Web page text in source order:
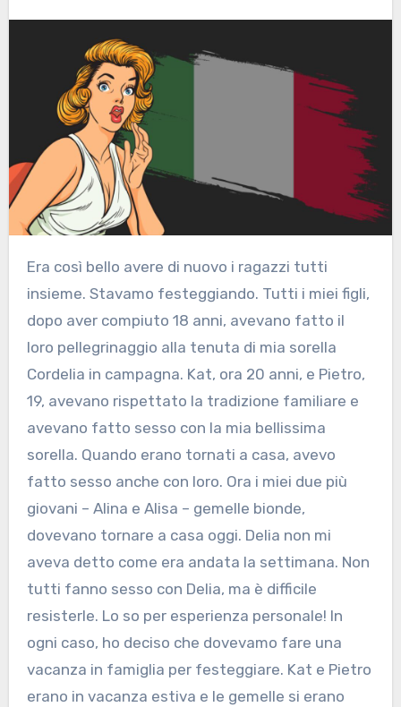
Era così bello avere di nuovo i ragazzi tutti
insieme. Stavamo festeggiando. Tutti i miei figli,
dopo aver compiuto 18 anni, avevano fatto il
loro pellegrinaggio alla tenuta di mia sorella
Cordelia in campagna. Kat, ora 20 anni, e Pietro,
19, avevano rispettato la tradizione familiare e
avevano fatto sesso con la mia bellissima
sorella. Quando erano tornati a casa, avevo
fatto sesso anche con loro. Ora i miei due più
giovani – Alina e Alisa – gemelle bionde,
dovevano tornare a casa oggi. Delia non mi
aveva detto come era andata la settimana. Non
tutti fanno sesso con Delia, ma è difficile
resisterle. Lo so per esperienza personale! In
ogni caso, ho deciso che dovevamo fare una
vacanza in famiglia per festeggiare. Kat e Pietro
erano in vacanza estiva e le gemelle si erano